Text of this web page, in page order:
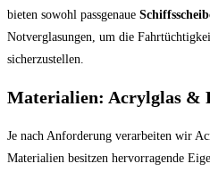
bieten sowohl passgenaue
Notverglasungen, um die
sicherzustellen.
Materialien: Acrylglas &
Je nach Anforderung verarbeiten wir
Materialien besitzen hervorragende